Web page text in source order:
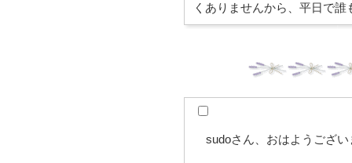
くありませんから、平日で
sudoさん、おはようござい